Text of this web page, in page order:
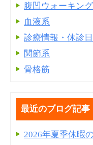
腹凹ウォーキン
血液系
診療情報・休診
関節系
骨格筋
最近のブログ記事
2026年夏季休暇